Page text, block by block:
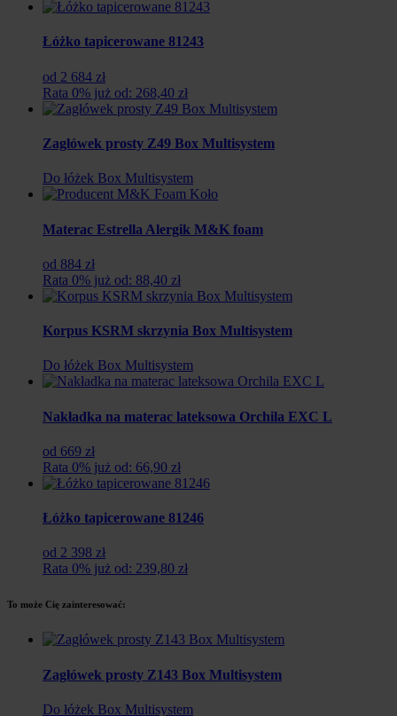
Łóżko tapicerowane 81243
od 2 684 zł
Rata 0% już od: 268,40 zł
Zagłówek prosty Z49 Box Multisystem
Do łóżek Box Multisystem
Materac Estrella Alergik M&K foam
od 884 zł
Rata 0% już od: 88,40 zł
Korpus KSRM skrzynia Box Multisystem
Do łóżek Box Multisystem
Nakładka na materac lateksowa Orchila EXC L
od 669 zł
Rata 0% już od: 66,90 zł
Łóżko tapicerowane 81246
od 2 398 zł
Rata 0% już od: 239,80 zł
To może Cię zainteresować:
Zagłówek prosty Z143 Box Multisystem
Do łóżek Box Multisystem